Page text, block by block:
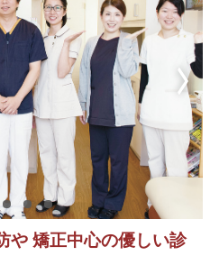
や 矯正中心の優しい診